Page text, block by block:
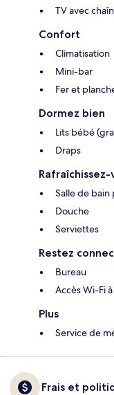
TV avec
Confort
Climatisation
Mini-bar
Fer et
Dormez bien
Lits bébé
Draps
Rafraîchissez-
Salle de bain
Douche
Serviettes
Restez
Bureau
Accès Wi-Fi
Plus
Service de
Frais et